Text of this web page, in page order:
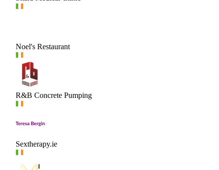
Noel's Restaurant
R&B Concrete Pumping
Sextherapy.ie